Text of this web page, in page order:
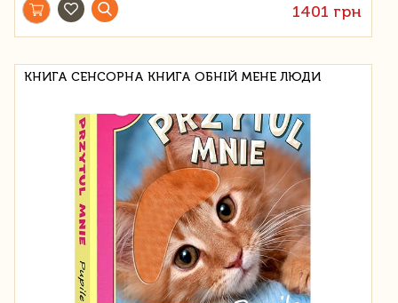
1401 грн
КНИГА СЕНСОРНА КНИГА ОБНІЙ МЕНЕ ЛЮДИ